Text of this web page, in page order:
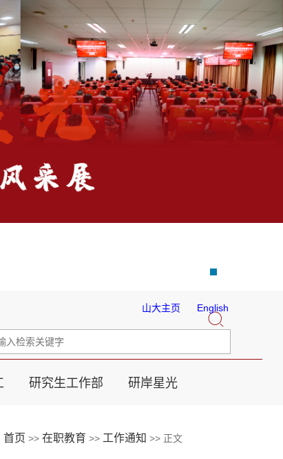
山大主页 English
研究生工作部 研岸星光
首页 >> 在职教育 >> 工作通知 >> 正文